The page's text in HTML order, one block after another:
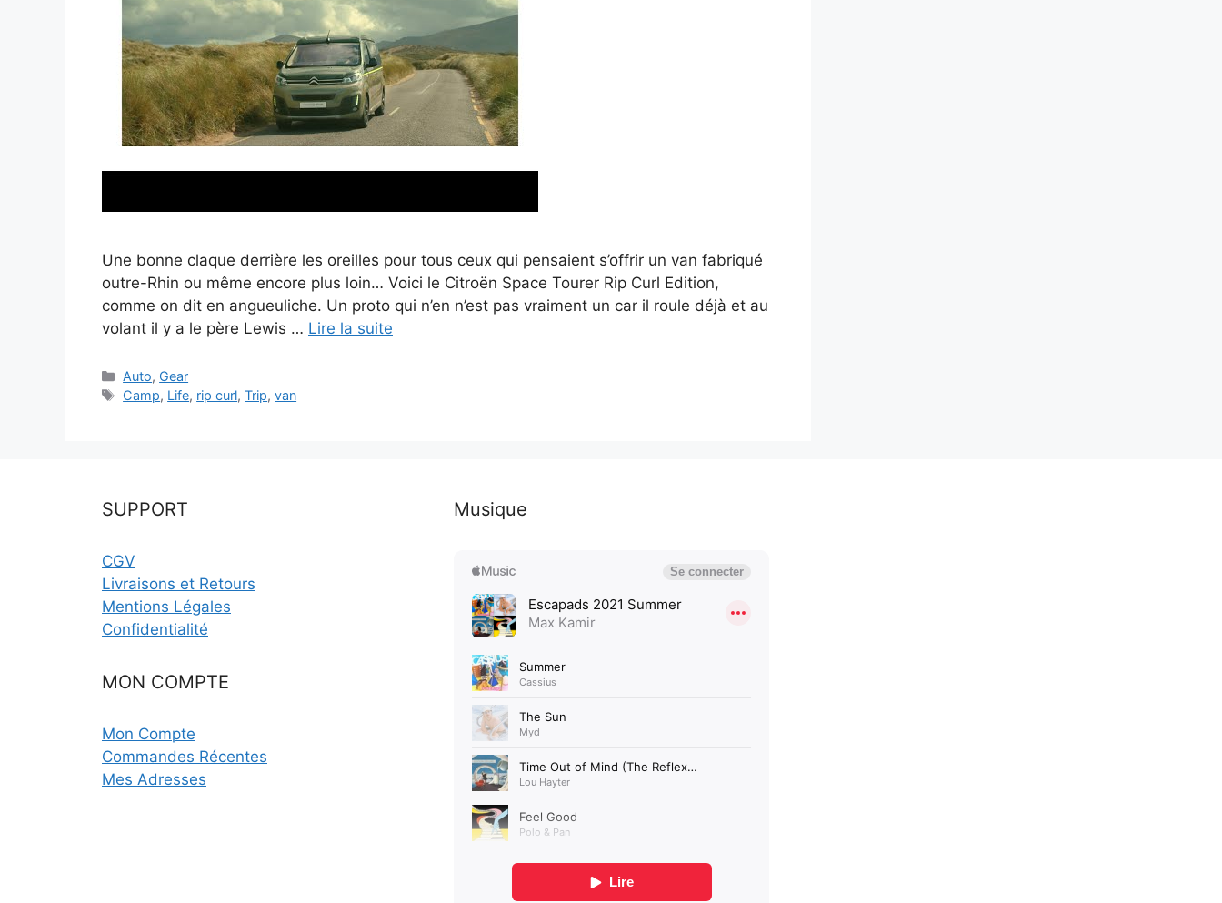
Une bonne claque derrière les oreilles pour tous ceux qui pensaient s’offrir un van fabriqué
outre-Rhin ou même encore plus loin… Voici le Citroën Space Tourer Rip Curl Edition,
comme on dit en angueuliche. Un proto qui n’en n’est pas vraiment un car il roule déjà et au
volant il y a le père Lewis … Lire la suite
Catégories
Auto, Gear
Étiquettes
Camp, Life, rip curl,Trip,van
SUPPORT
CGV
Livraisons et Retours
Mentions Légales
Confidentialité
MON COMPTE
Mon Compte
Commandes Récentes
Mes Adresses
Musique